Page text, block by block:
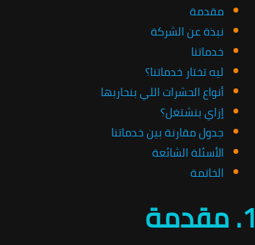
مقدمة
نبذة عن الشركة
خدماتنا
ليه تختار خدماتنا؟
أنواع الحشرات اللي بنحاربها
إزاي بنشتغل؟
جدول مقارنة بين خدماتنا
الأسئلة الشائعة
الخاتمة
1. مقدمة